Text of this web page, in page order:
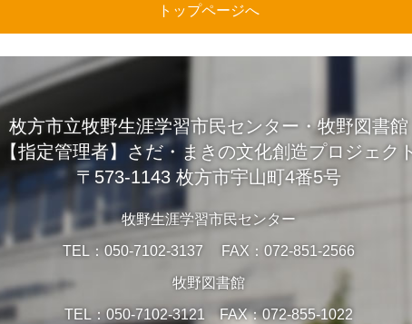
トップページへ
枚方市立牧野生涯学習市民センター・牧野図書館
【指定管理者】さだ・まきの文化創造プロジェク
〒573-1143 枚方市宇山町4番5号
牧野生涯学習市民センター
TEL：050-7102-3137 FAX：072-851-2566
牧野図書館
TEL：050-7102-3121 FAX：072-855-1022